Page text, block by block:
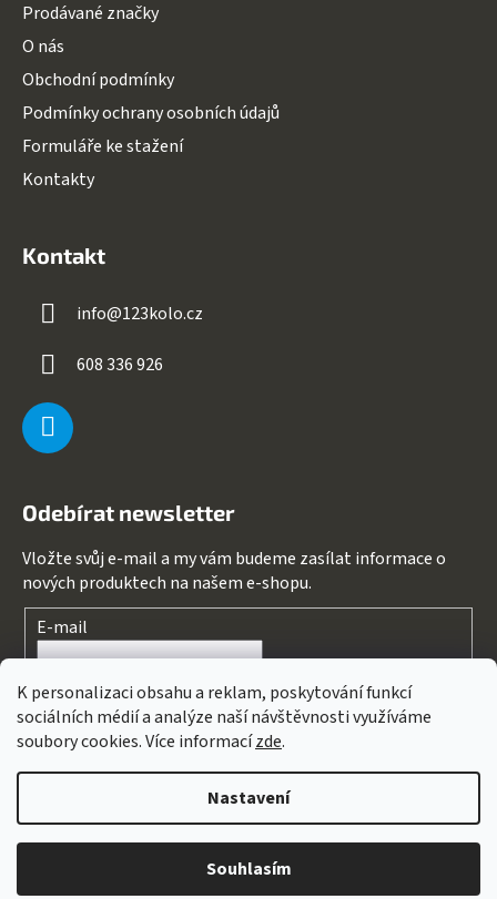
K personalizaci obsahu a reklam, poskytování funkcí
sociálních médií a analýze naší návštěvnosti využíváme
soubory cookies. Více informacízde.
Nastavení
Souhlasím
Prodávané značky
O nás
Obchodní podmínky
Podmínky ochrany osobních údajů
Formuláře ke stažení
Kontakty
Kontakt
info@123kolo.cz
608 336 926
Odebírat newsletter
Vložte svůj e-mail a my vám budeme zasílat informace o
nových produktech na našem e-shopu.
E-mail
Souhlasím spodmínkami ochrany osobních údajů
PŘIHLÁSIT SE
Vytvořil Shoptet&PekneWeby
123kolo. Všechna práva vyhrazena.